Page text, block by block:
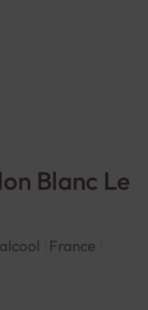
Blanc Le
France